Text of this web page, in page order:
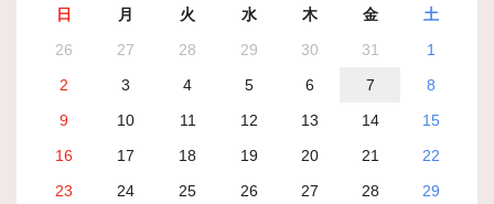
日 月 火 水 木 金
土
26
27 28 29 30 31
1
2
3 4 5 6 7
8
9
10 11 12 13 14
15
16
17 18 19 20 21
22
23
24 25 26 27 28
29